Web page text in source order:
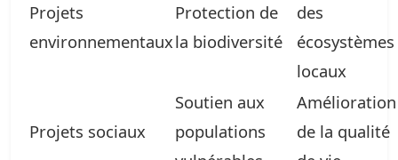
Projets
environnementaux
Protection de
la biodiversité
des
écosystèmes
locaux
Projets sociaux
Soutien aux
populations
Amélioration
de la qualité